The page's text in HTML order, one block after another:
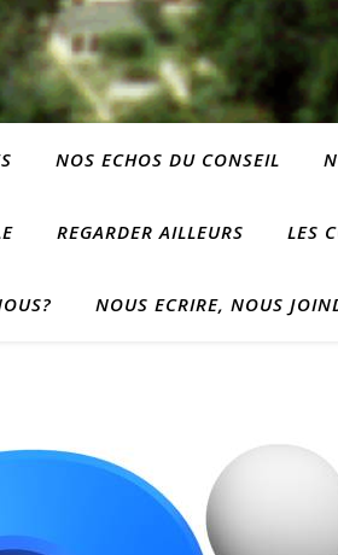
NOS ECHOS DU CONSEIL
REGARDER AILLEURS LES
NOUS ECRIRE, NOUS